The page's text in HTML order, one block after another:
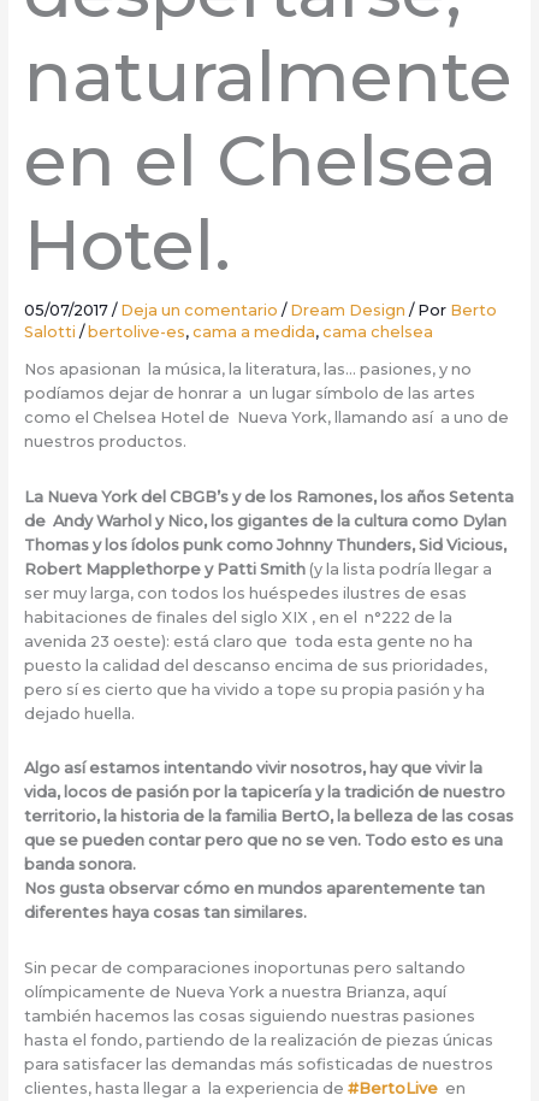
naturalmente
en el Chelsea
Hotel.
05/07/2017 / Deja un comentario / Dream Design / Por Berto
Salotti /bertolive-es, cama a medida, cama chelsea
Nos apasionan la música, la literatura, las… pasiones, y no
podíamos dejar de honrar a un lugar símbolo de las artes
como el Chelsea Hotel de Nueva York, llamando así a uno de
nuestros productos.
La Nueva York del CBGB’s y de los Ramones, los años Setenta
de Andy Warhol y Nico, los gigantes de la cultura como Dylan
Thomas y los ídolos punk como Johnny Thunders, Sid Vicious,
Robert Mapplethorpe y Patti Smith(y la lista podría llegar a
ser muy larga, con todos los huéspedes ilustres de esas
habitaciones de finales del siglo XIX , en el n°222 de la
avenida 23 oeste): está claro que toda esta gente no ha
puesto la calidad del descanso encima de sus prioridades,
pero sí es cierto que ha vivido a tope su propia pasión y ha
dejado huella.
Algo así estamos intentando vivir nosotros, hay que vivir la
vida, locos de pasión por la tapicería y la tradición de nuestro
territorio, la historia de la familia BertO, la belleza de las cosas
que se pueden contar pero que no se ven. Todo esto es una
banda sonora.
Nos gusta observar cómo en mundos aparentemente tan
diferentes haya cosas tan similares.
Sin pecar de comparaciones inoportunas pero saltando
olímpicamente de Nueva York a nuestra Brianza, aquí
también hacemos las cosas siguiendo nuestras pasiones
hasta el fondo, partiendo de la realización de piezas únicas
para satisfacer las demandas más sofisticadas de nuestros
clientes, hasta llegar a la experiencia de #BertoLiveen